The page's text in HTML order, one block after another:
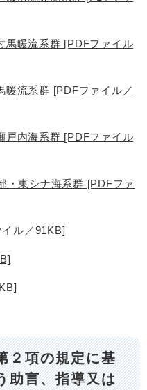
馬暖流系群 [PDFファイル
暖流系群 [PDFファイル／
戸内海系群 [PDFファイル
・東シナ海系群 [PDFファ
ル／91KB]
２項の規定に基
助言、指導又は